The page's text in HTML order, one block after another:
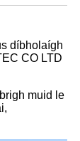
díbholaígh
CO LTD
muid le